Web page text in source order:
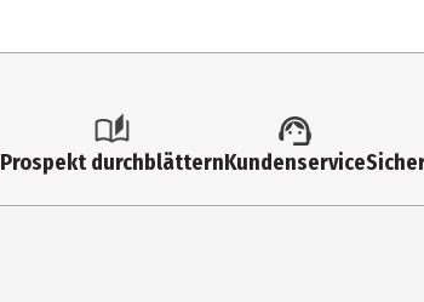
Prospekt durchblätternKundenservice